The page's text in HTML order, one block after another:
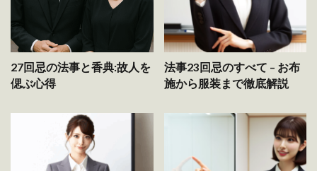
27回忌の法事と香典:故人を
偲ぶ心得
法事23回忌のすべて – お布
施から服装まで徹底解説